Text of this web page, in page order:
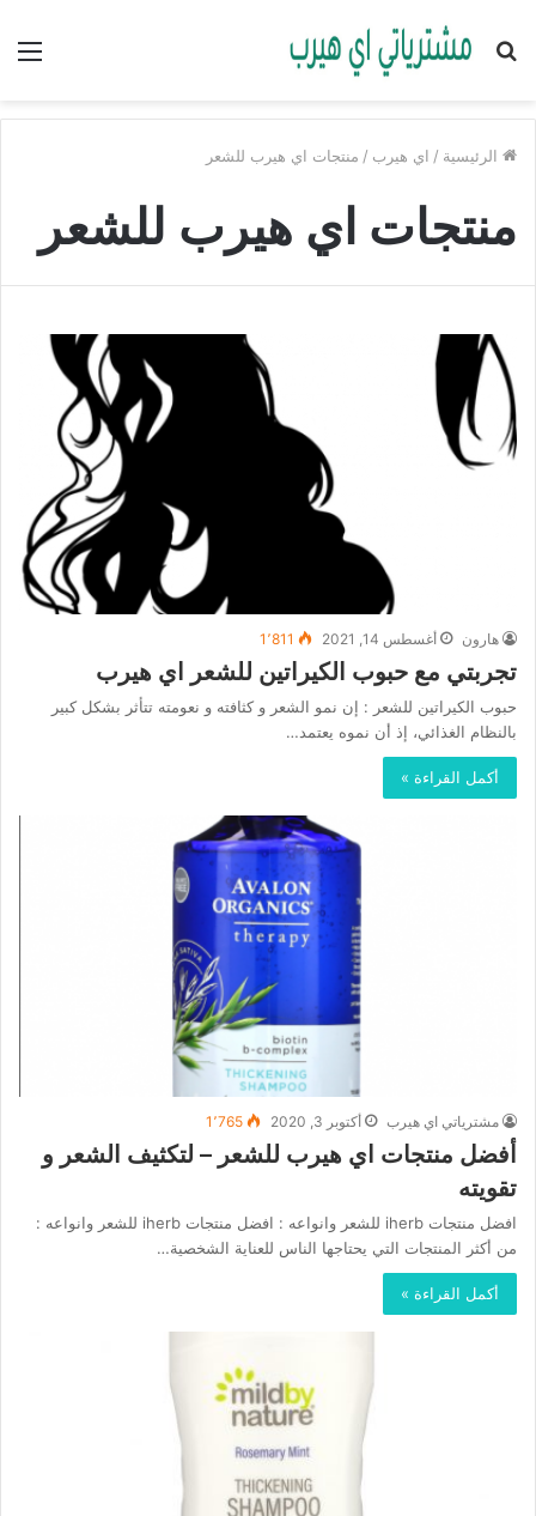
بحث
الرئيسية / اي هيرب / منتجات اي هيرب للشعر
منتجات اي هيرب للشعر
هارون أغسطس 14, 2021 1٬811
تجربتي مع حبوب الكيراتين للشعر اي هيرب
حبوب الكيراتين للشعر : إن نمو الشعر و كثافته و نعومته تتأثر بشكل كبير
بالنظام الغذائي، إذ أن نموه يعتمد…
أكمل القراءة »
مشترياتي اي هيرب أكتوبر 3, 2020 1٬765
أفضل منتجات اي هيرب للشعر – لتكثيف الشعر و
تقويته
افضل منتجات iherb للشعر وانواعه : افضل منتجات iherb للشعر وانواعه :
من أكثر المنتجات التي يحتاجها الناس للعناية الشخصية…
أكمل القراءة »